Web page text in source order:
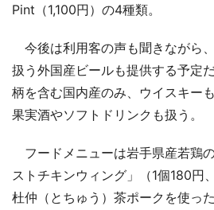
Pint（1,100円）の4種類。
今後は利用客の声も聞きながら
扱う外国産ビールも提供する予定
柄を含む国内産のみ、ウイスキー
果実酒やソフトドリンクも扱う。
フードメニューは岩手県産若鶏
ストチキンウィング」（1個180円
杜仲（とちゅう）茶ポークを使っ